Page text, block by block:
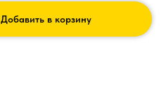
Добавить в корзину